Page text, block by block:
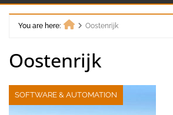
You are here:
Oostenrijk
Oostenrijk
SOFTWARE & AUTOMATION